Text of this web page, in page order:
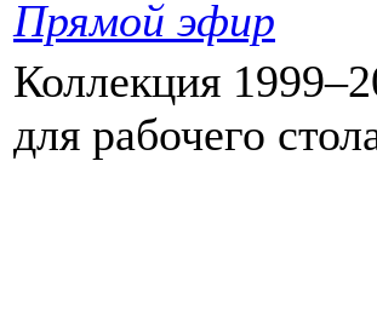
Прямой эфир
Коллекция
для рабочего